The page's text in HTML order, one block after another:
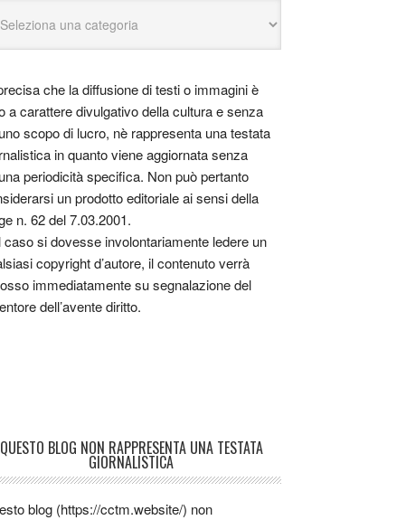
che la diffusione di testi o immagini è
a carattere divulgativo della cultura e senza
scopo di lucro, nè rappresenta una testata
in quanto viene aggiornata senza
periodicità specifica. Non può pertanto
un prodotto editoriale ai sensi della
n. 62 del 7.03.2001.
caso si dovesse involontariamente ledere un
copyright d’autore, il contenuto verrà
immediatamente su segnalazione del
dell’avente diritto.
QUESTO BLOG NON RAPPRESENTA UNA TESTATA
GIORNALISTICA
blog (https://cctm.website/) non